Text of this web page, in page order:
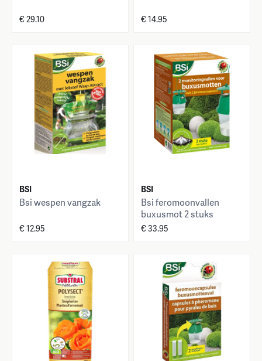
€ 29.10 € 14.95
BSI
Bsi wespen vangzak
€ 12.95
BSI
Bsi feromoonvallen
buxusmot 2 stuks
€ 33.95